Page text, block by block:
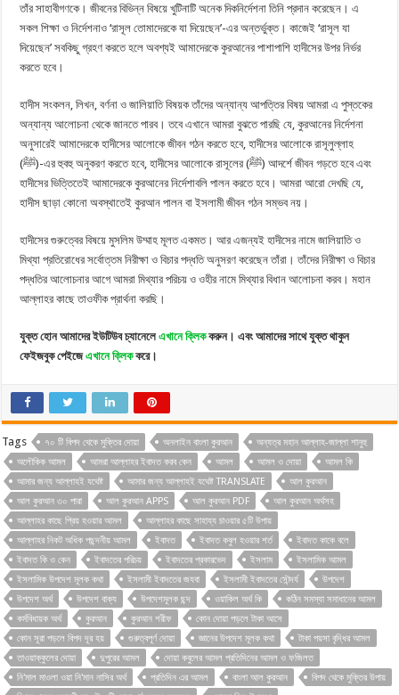
তাঁর সাহাবীগণকে। জীবনের বিভিন্ন বিষয়ে খুটিনাটি অনেক দিকনির্দেশনা তিনি প্রদান করেছেন। এ
সকল শিক্ষা ও নির্দেশনাও ‘রাসূল তোমাদেরকে যা দিয়েছেন’-এর অন্তর্ভুক্ত। কাজেই ‘রাসূল যা
দিয়েছেন’ সবকিছু গ্রহণ করতে হলে অবশ্যই আমাদেরকে কুরআনের পাশাপাশি হাদীসের উপর নির্ভর
করতে হবে।
হাদীস সংকলন, লিখন, বর্ণনা ও জালিয়াতি বিষয়ক তাঁদের অন্যান্য আপত্তির বিষয় আমরা এ পুস্তকের
অন্যান্য আলোচনা থেকে জানতে পারব। তবে এখানে আমরা বুঝতে পারছি যে, কুরআনের নির্দেশনা
অনুসারেই আমাদেরকে হাদীসের আলোকে জীবন গঠন করতে হবে, হাদীসের আলোকে রাসূলুল্লাহ
(ﷺ)-এর হুবহু অনুকরণ করতে হবে, হাদীসের আলোকে রাসূলের (ﷺ) আদর্শে জীবন গড়তে হবে এবং
হাদীসের ভিত্তিতেই আমাদেরকে কুরআনের নির্দেশাবলি পালন করতে হবে। আমরা আরো দেখছি যে,
হাদীস ছাড়া কোনো অবস্থাতেই কুরআন পালন বা ইসলামী জীবন গঠন সম্ভব নয়।
হাদীসের গুরুত্বের বিষয়ে মুসলিম উম্মাহ মূলত একমত। আর এজন্যই হাদীসের নামে জালিয়াতি ও
মিথ্যা প্রতিরোধের সর্বোত্তম নিরীক্ষা ও বিচার পদ্ধতি অনুসরণ করেছেন তাঁরা। তাঁদের নিরীক্ষা ও বিচার
পদ্ধতির আলোচনার আগে আমরা মিথ্যার পরিচয় ও ওহীর নামে মিথ্যার বিধান আলোচনা করব। মহান
আল্লাহর কাছে তাওফীক প্রার্থনা করছি।
যুক্ত হোন আমাদের ইউটিউব চ্যানেলেএখানে ক্লিককরুন। এবং আমাদের সাথে যুক্ত থাকুন
ফেইজবুক পেইজেএখানে ক্লিককরে।
Tags ৭০ টি বিপদ থেকে মুক্তির দোয়া অনলাইন বাংলা কুরআন
অন্যত্র মহান আল্লাহ-জাল্লা শানুহু
অলৌকিক আমল
আমরা আল্লাহর ইবাদত করব কেন আমল আমল ও দোয়া
আমল কি
আমার জন্য আল্লাহই যথেষ্ট
আমার জন্য আল্লাহই যথেষ্ট TRANSLATE
আল কুরআন
আল কুরআন ৩০ পারা
আল কুরআন APPS আল কুরআন PDF
আল কুরআন অর্থসহ
আল্লাহর কাছে প্রিয় হওয়ার আমল
আল্লাহর কাছে সাহায্য চাওয়ার ৫টি উপায়
আল্লাহর নিকট অধিক পছন্দনীয় আমল
ইবাদত ইবাদত কবুল হওয়ার শর্ত
ইবাদত কাকে বলে
ইবাদত কি ও কেন
ইবাদতের পরিচয় ইবাদতের প্রকারভেদ ইসলাম
ইসলামিক আমল
ইসলামিক উপদেশ মূলক কথা
ইসলামী ইবাদতের জযবা ইসলামী ইবাদতের সৌন্দর্য
উপদেশ
উপদেশ অর্থ
উপদেশ বাক্য উপদেশমূলক ছন্দ ওয়াকিল অর্থ কি
কঠিন সমস্যা সমাধানের আমল
কর্মবিধায়ক অর্থ
কুরআন কুরআন শরীফ
কোন দোয়া পড়লে টাকা আসে
কোন সূরা পড়লে বিপদ দূর হয়
গুরুত্বপূর্ণ দোয়া জ্ঞানের উপদেশ মূলক কথা
টাকা পয়সা বৃদ্ধির আমল
তাওয়াক্কুলের দোয়া
দুপুরের আমল
দোয়া কবুলের আমল প্রতিদিনের আমল ও ফজিলত
নি'মাল মাওলা ওয়া নি'মান নাসির অর্থ
প্রতিদিন এর আমল বাংলা আল কুরআন
বিপদ থেকে মুক্তির উপায়